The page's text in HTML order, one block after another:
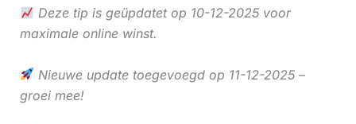
Deze tip is geüpdatet op 10-12-2025 voor
maximale online winst.
Nieuwe update toegevoegd op 11-12-2025 –
groei mee!